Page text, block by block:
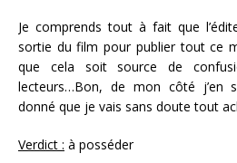
Je comprends tout à fait que
sortie du film pour publier tout ce
que cela soit source de
lecteurs…Bon, de mon côté j’en
donné que je vais sans doute tout
Verdict : à posséder